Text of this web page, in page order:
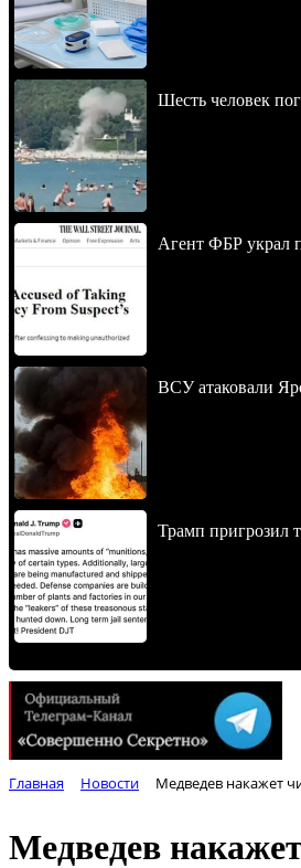
Шесть человек
Агент ФБР украл
ВСУ атаковали
Трамп пригрозил
Главная Новости Медведев накажет
Медведев